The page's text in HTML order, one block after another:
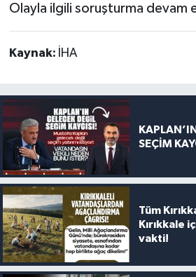
Olayla ilgili soruşturma devam
Kaynak: İHA
SEÇİM
Tüm
Kırıkkale
vakti!